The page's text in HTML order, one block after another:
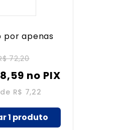
por apenas
72,20
,59 no PIX
R$ 7,22
1 produto